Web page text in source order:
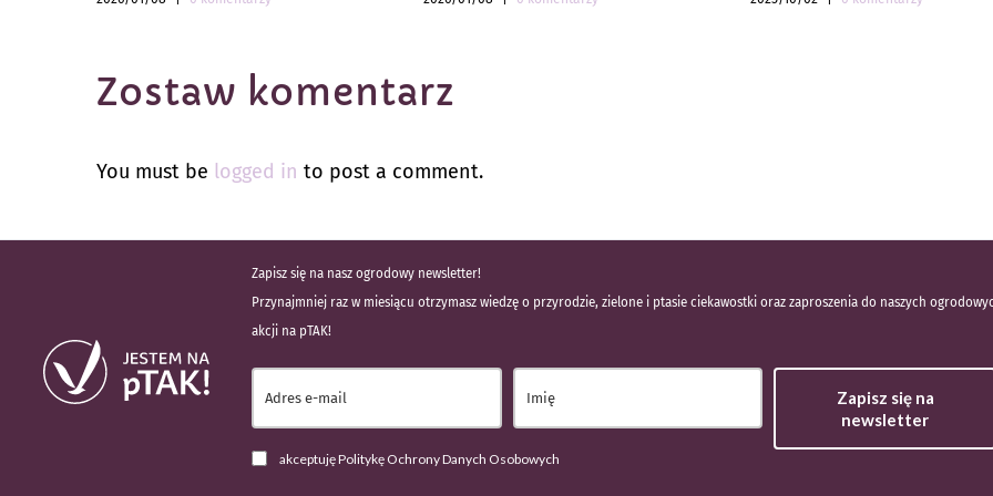
Zostaw komentarz
You must be logged in to post a comment.
Zapisz się na nasz ogrodowy newsletter!
Przynajmniej raz w miesiącu otrzymasz wiedzę o przyrodzie, zielone i ptasie ciekawostki oraz zaproszenia do naszych
akcji na pTAK!
Zapisz się na
newsletter
akceptuję Politykę Ochrony Danych Osobowych